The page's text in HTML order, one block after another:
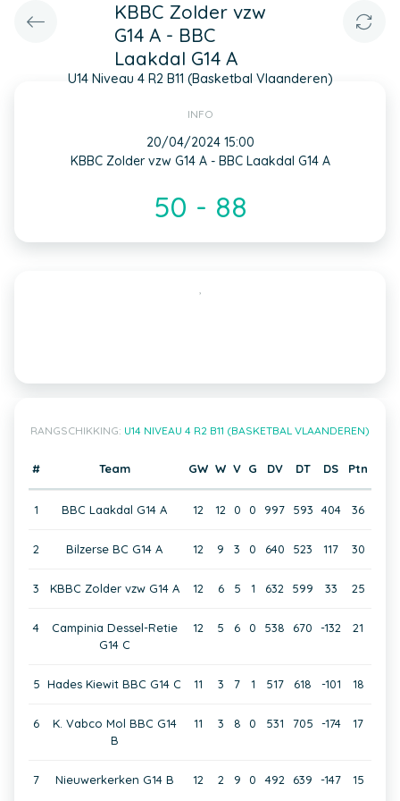
KBBC Zolder vzw
G14 A - BBC
Laakdal G14 A
U14 Niveau 4 R2 B11 (Basketbal Vlaanderen)
INFO
20/04/2024 15:00
KBBC Zolder vzw G14 A - BBC Laakdal G14 A
50 - 88
RANGSCHIKKING: U14 NIVEAU 4 R2 B11 (BASKETBAL VLAANDEREN)
# Team GW W V G DV DT DS Ptn
1 BBC Laakdal G14 A 12 12 0 0 997 593 404 36
2 Bilzerse BC G14 A 12 9 3 0 640 523 117 30
3 KBBC Zolder vzw G14 A 12 6 5 1 632 599 33 25
4
Campinia Dessel-Retie
G14 C
12 5 6 0 538 670 -132 21
5 Hades Kiewit BBC G14 C 11 3 7 1 517 618 -101 18
6
K. Vabco Mol BBC G14
B
11 3 8 0 531 705 -174 17
7 Nieuwerkerken G14 B 12 2 9 0 492 639 -147 15